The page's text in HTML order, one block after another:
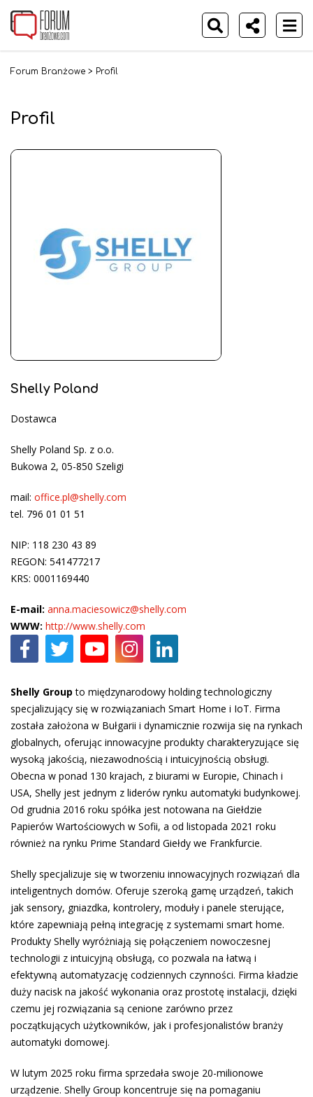
Forum Branżowe > Profil
Profil
Shelly Poland
Dostawca
Shelly Poland Sp. z o.o.
Bukowa 2, 05-850 Szeligi
mail: office.pl@shelly.com
tel. 796 01 01 51
NIP: 118 230 43 89
REGON: 541477217
KRS: 0001169440
E-mail: anna.maciesowicz@shelly.com
WWW: http://www.shelly.com
Shelly Group to międzynarodowy holding technologiczny
specjalizujący się w rozwiązaniach Smart Home i IoT. Firma
została założona w Bułgarii i dynamicznie rozwija się na rynkach
globalnych, oferując innowacyjne produkty charakteryzujące się
wysoką jakością, niezawodnością i intuicyjnością obsługi.
Obecna w ponad 130 krajach, z biurami w Europie, Chinach i
USA, Shelly jest jednym z liderów rynku automatyki budynkowej.
Od grudnia 2016 roku spółka jest notowana na Giełdzie
Papierów Wartościowych w Sofii, a od listopada 2021 roku
również na rynku Prime Standard Giełdy we Frankfurcie.
Shelly specjalizuje się w tworzeniu innowacyjnych rozwiązań dla
inteligentnych domów. Oferuje szeroką gamę urządzeń, takich
jak sensory, gniazdka, kontrolery, moduły i panele sterujące,
które zapewniają pełną integrację z systemami smart home.
Produkty Shelly wyróżniają się połączeniem nowoczesnej
technologii z intuicyjną obsługą, co pozwala na łatwą i
efektywną automatyzację codziennych czynności. Firma kładzie
duży nacisk na jakość wykonania oraz prostotę instalacji, dzięki
czemu jej rozwiązania są cenione zarówno przez
początkujących użytkowników, jak i profesjonalistów branży
automatyki domowej.
W lutym 2025 roku firma sprzedała swoje 20-milionowe
urządzenie. Shelly Group koncentruje się na pomaganiu